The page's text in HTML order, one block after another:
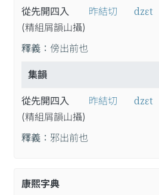
從先開四入
(精組屑韻山攝)
昨結切 dzɛt
釋義： 傍出前也
集韻
從先開四入
(精組屑韻山攝)
昨結切 dzɛt
釋義： 邪出前也
康熙字典